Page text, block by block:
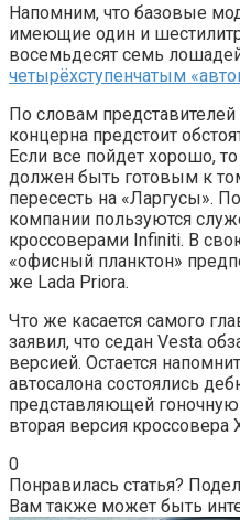
Напомним, что базовые
имеющие один и
восемьдесят семь
четырёхступенчатым
По словам
концерна предстоит
Если все пойдет хорошо,
должен быть готовым к
пересесть на «Ларгусы».
компании пользуются
кроссоверами Infiniti. В
«офисный планктон»
же Lada Priora.
Что же касается самого
заявил, что седан Vesta
версией. Остается
автосалона состоялись
представляющей гоночную
вторая версия кроссовера
0
Понравилась статья?
Вам также может быть